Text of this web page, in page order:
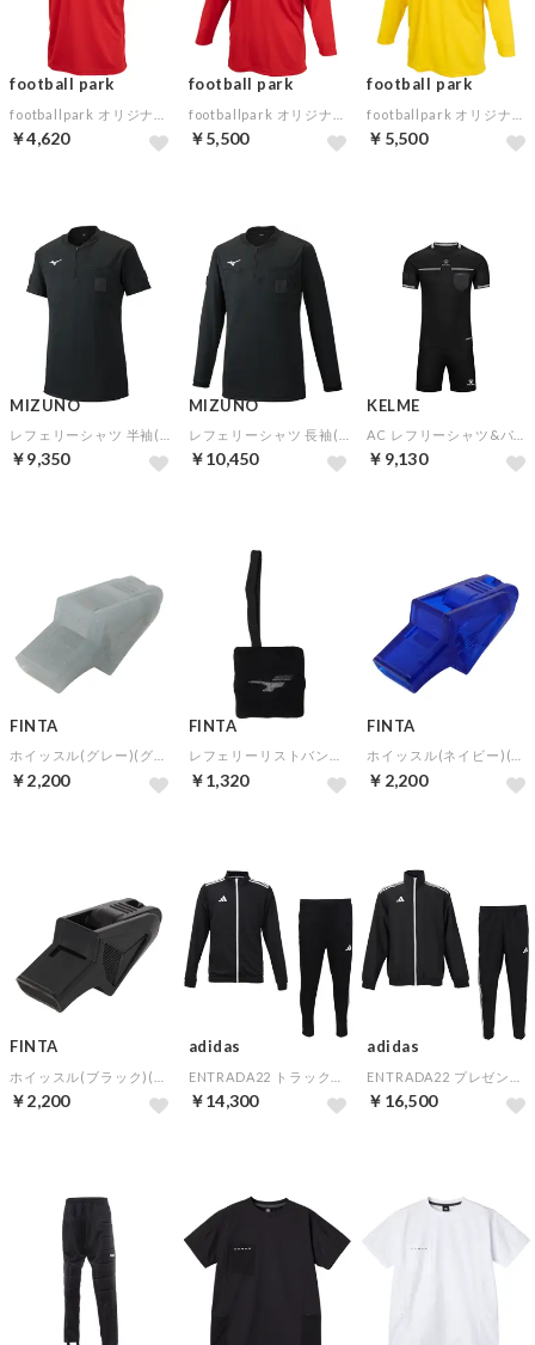
football park
￥4,620
football park
￥5,500
football park
￥5,500
MIZUNO
￥9,350
MIZUNO
￥10,450
KELME
￥9,130
FINTA
￥2,200
FINTA
￥1,320
FINTA
￥2,200
FINTA
￥2,200
adidas
￥14,300
adidas
￥16,500